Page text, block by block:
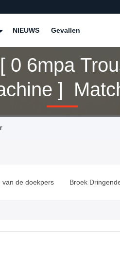
NIEUWS Gevallen
6mpa
]
van de doekpers Broek